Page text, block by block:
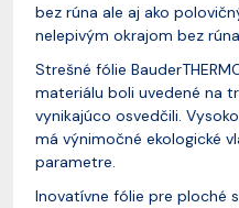
bez rúna ale aj ako
nelepivým okrajom bez
Strešné fólie
materiálu boli uvedené na
vynikajúco osvedčili.
má výnimočné ekologické
parametre.
Inovatívne fólie pre ploché